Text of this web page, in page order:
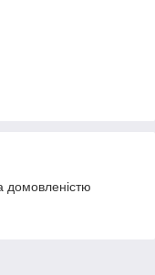
домовленістю